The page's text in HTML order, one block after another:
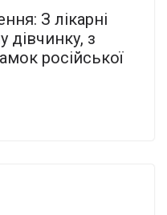
З лікарні
дівчинку, з
російської